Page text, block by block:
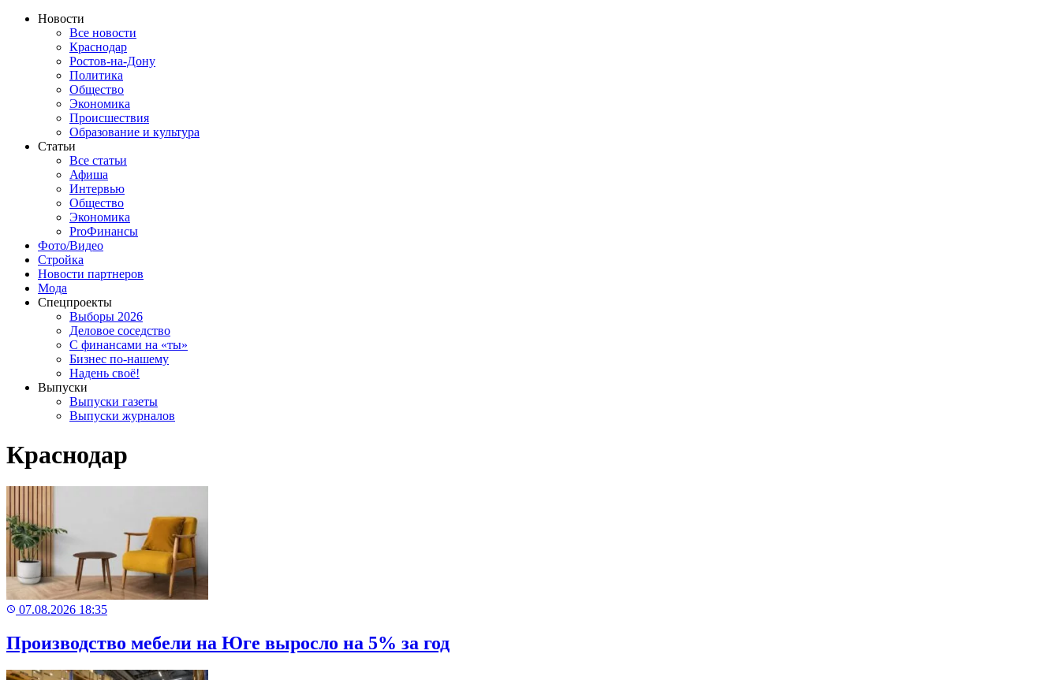
Новости
Все новости
Краснодар
Ростов-на-Дону
Политика
Общество
Экономика
Происшествия
Образование и культура
Статьи
Все статьи
Афиша
Интервью
Общество
Экономика
ProФинансы
Фото/Видео
Стройка
Новости партнеров
Мода
Спецпроекты
Выборы 2026
Деловое соседство
С финансами на «ты»
Бизнес по-нашему
Надень своё!
Выпуски
Выпуски газеты
Выпуски журналов
Краснодар
07.08.2026 18:35
Производство мебели на Юге выросло на 5% за год